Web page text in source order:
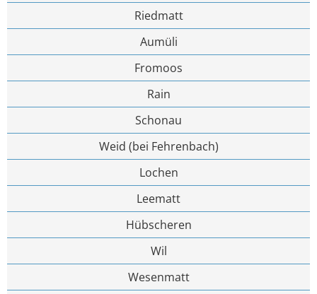
Riedmatt
Aumüli
Fromoos
Rain
Schonau
Weid (bei Fehrenbach)
Lochen
Leematt
Hübscheren
Wil
Wesenmatt